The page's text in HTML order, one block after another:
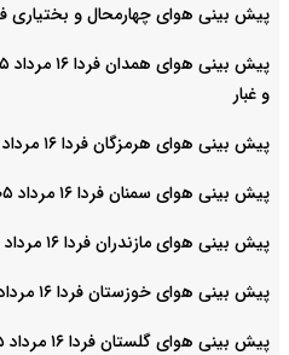
پیش بینی هوای چهارمحال و بختیاری فردا ۱۶ مرداد ۱۴۰۵/ گرما
و غبار
پیش بینی هوای هرمزگان فردا ۱۶ مرداد ۱۴۰۵/ دریا متلاطم می‌شود
پیش بینی هوای سمنان فردا ۱۶ مرداد ۱۴۰۵/ هوا خنک‌تر می‌شود
پیش بینی هوای مازندران فردا ۱۶ مرداد ۱۴۰۵/ دریا از امشب مواج می‌شود
پیش بینی هوای خوزستان فردا ۱۶ مرداد ۱۴۰۵/ هوای گرم ماندگار است
پیش بینی هوای گلستان فردا ۱۶ مرداد ۱۴۰۵/ وزش باد و رگبار پراکنده